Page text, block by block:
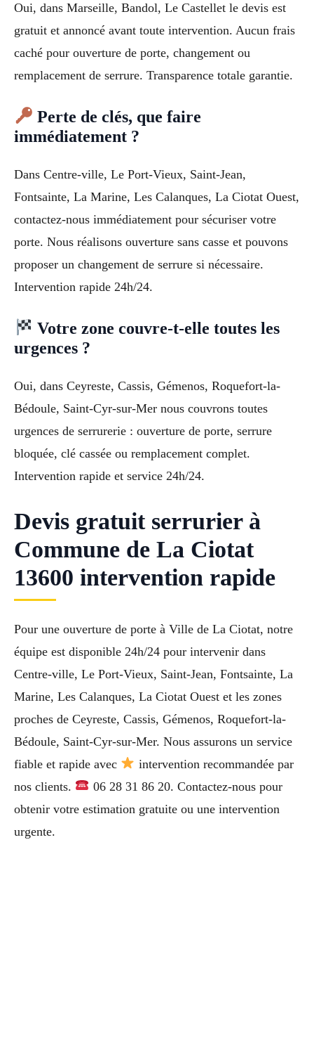
Oui, dans Marseille, Bandol, Le Castellet le devis est
gratuit et annoncé avant toute intervention. Aucun frais
caché pour ouverture de porte, changement ou
remplacement de serrure. Transparence totale garantie.
Perte de clés, que faire
immédiatement ?
Dans Centre-ville, Le Port-Vieux, Saint-Jean,
Fontsainte, La Marine, Les Calanques, La Ciotat Ouest,
contactez-nous immédiatement pour sécuriser votre
porte. Nous réalisons ouverture sans casse et pouvons
proposer un changement de serrure si nécessaire.
Intervention rapide 24h/24.
Votre zone couvre-t-elle toutes les
urgences ?
Oui, dans Ceyreste, Cassis, Gémenos, Roquefort-la-
Bédoule, Saint-Cyr-sur-Mer nous couvrons toutes
urgences de serrurerie : ouverture de porte, serrure
bloquée, clé cassée ou remplacement complet.
Intervention rapide et service 24h/24.
Devis gratuit serrurier à
Commune de La Ciotat
13600 intervention rapide
Pour une ouverture de porte à Ville de La Ciotat, notre
équipe est disponible 24h/24 pour intervenir dans
Centre-ville, Le Port-Vieux, Saint-Jean, Fontsainte, La
Marine, Les Calanques, La Ciotat Ouest et les zones
proches de Ceyreste, Cassis, Gémenos, Roquefort-la-
Bédoule, Saint-Cyr-sur-Mer. Nous assurons un service
fiable et rapide avec
intervention recommandée par
nos clients.
06 28 31 86 20. Contactez-nous pour
obtenir votre estimation gratuite ou une intervention
urgente.